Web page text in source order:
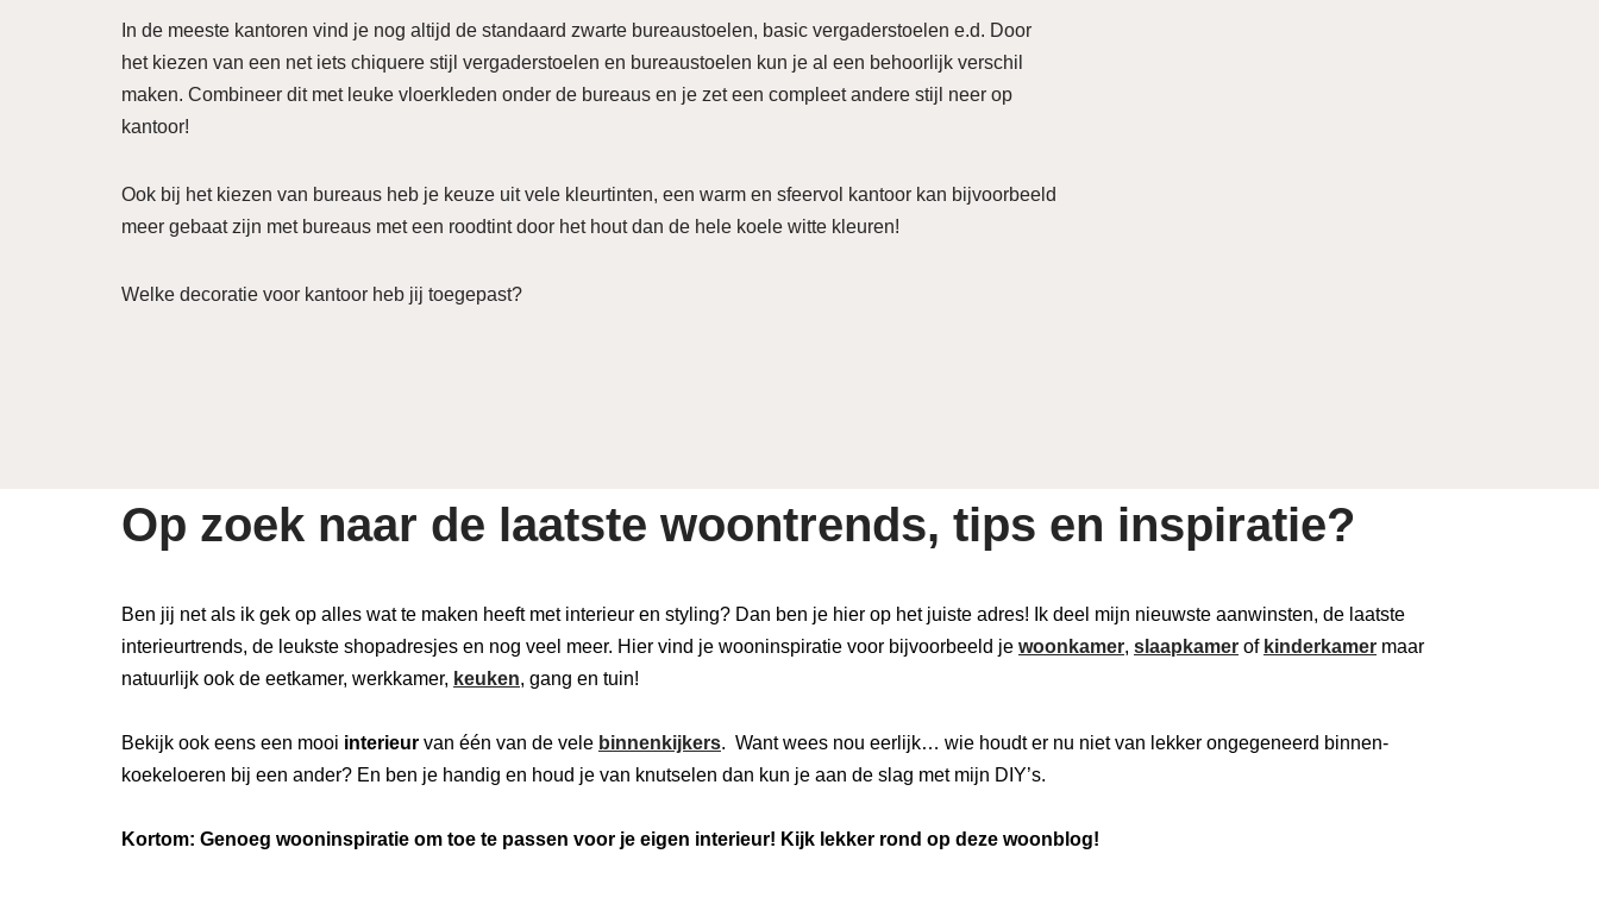
In de meeste kantoren vind je nog altijd de standaard zwarte bureaustoelen, basic vergaderstoelen e.d. Door
het kiezen van een net iets chiquere stijl vergaderstoelen en bureaustoelen kun je al een behoorlijk verschil
maken. Combineer dit met leuke vloerkleden onder de bureaus en je zet een compleet andere stijl neer op
kantoor!
Ook bij het kiezen van bureaus heb je keuze uit vele kleurtinten, een warm en sfeervol kantoor kan bijvoorbeeld
meer gebaat zijn met bureaus met een roodtint door het hout dan de hele koele witte kleuren!
Welke decoratie voor kantoor heb jij toegepast?
Op zoek naar de laatste woontrends, tips en inspiratie?
Ben jij net als ik gek op alles wat te maken heeft met interieur en styling? Dan ben je hier op het juiste adres! Ik deel mijn nieuwste aanwinsten, de laatste
interieurtrends, de leukste shopadresjes en nog veel meer. Hier vind je wooninspiratie voor bijvoorbeeld je woonkamer, slaapkamer of kinderkamer maar
natuurlijk ook de eetkamer, werkkamer, keuken, gang en tuin!
Bekijk ook eens een mooi interieur van één van de vele binnenkijkers. Want wees nou eerlijk… wie houdt er nu niet van lekker ongegeneerd binnen-
koekeloeren bij een ander? En ben je handig en houd je van knutselen dan kun je aan de slag met mijn DIY’s.
Kortom: Genoeg wooninspiratie om toe te passen voor je eigen interieur! Kijk lekker rond op deze woonblog!